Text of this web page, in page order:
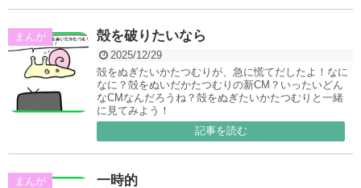
殻を破りたいなら
2025/12/29
まんが
殻をぬぎたいかたつむりが、急に慌てだしたよ！なに
なに？殻をぬいだかたつむりの新CM？いったいどん
なCMなんだろうね？殻をぬぎたいかたつむりと一緒
に見てみよう！
記事を読む
一時的
まんが